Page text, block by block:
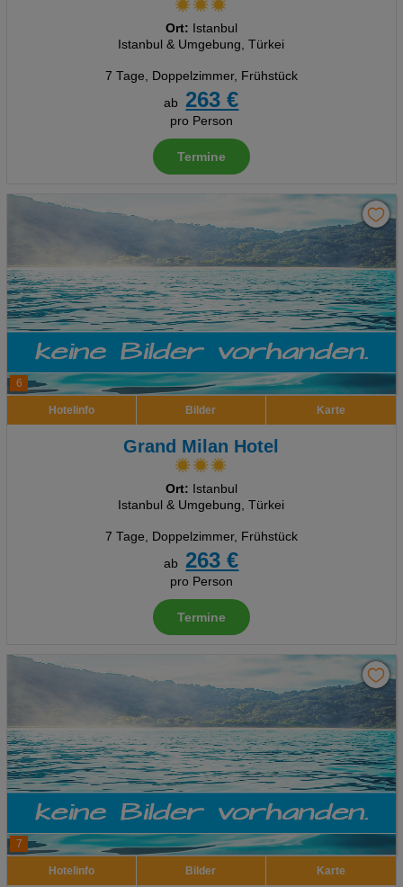
Ort: Istanbul
Istanbul & Umgebung, Türkei
7 Tage, Doppelzimmer, Frühstück
ab
263 €
pro Person
Termine
6
Hotelinfo Bilder Karte
Grand Milan Hotel
Ort: Istanbul
Istanbul & Umgebung, Türkei
7 Tage, Doppelzimmer, Frühstück
ab
263 €
pro Person
Termine
7
Hotelinfo Bilder Karte